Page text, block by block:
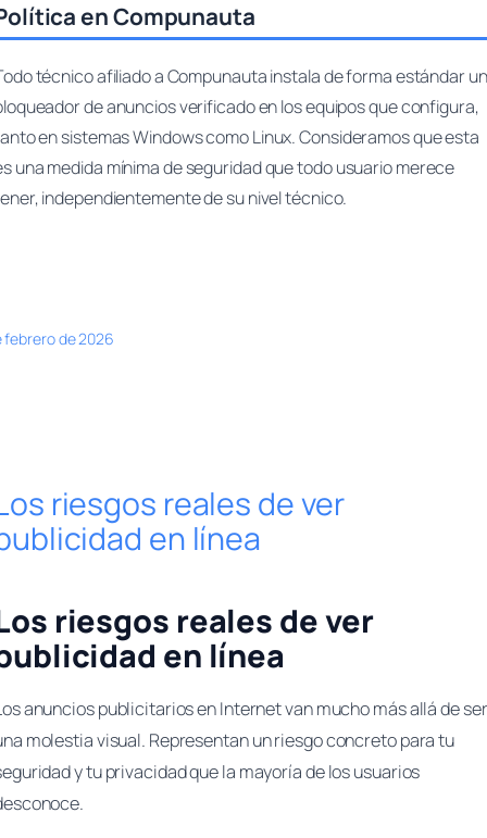
en Compunauta
técnico afiliado a Compunauta instala de forma estándar un
de anuncios verificado en los equipos que configura,
en sistemas Windows como Linux. Consideramos que esta
una medida mínima de seguridad que todo usuario merece
independientemente de su nivel técnico.
febrero de 2026
riesgos reales de ver
en línea
riesgos reales de ver
en línea
anuncios publicitarios en Internet van mucho más allá de ser
molestia visual. Representan un riesgo concreto para tu
y tu privacidad que la mayoría de los usuarios